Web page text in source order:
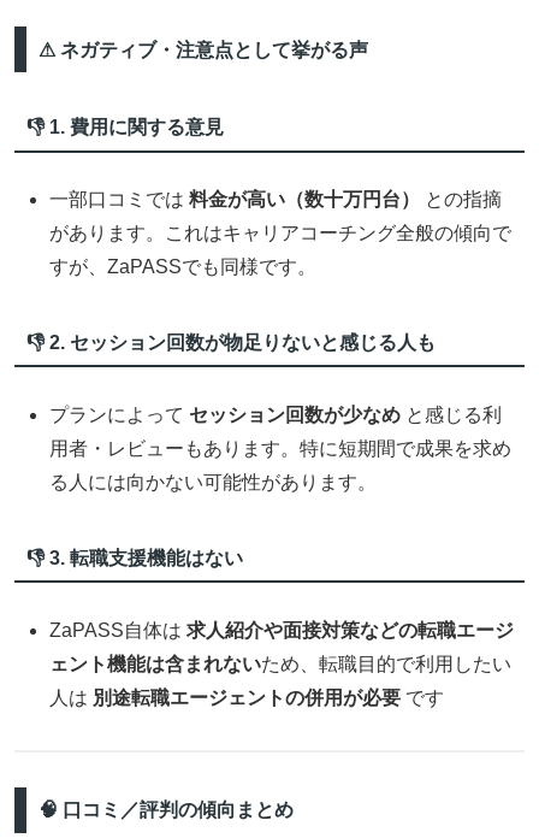
⚠ ネガティブ・注意点として挙がる声
👎 1. 費用に関する意見
一部口コミでは料金が高い（数十万円台）
との指摘
があります。これはキャリアコーチング全般の傾向で
すが、ZaPASSでも同様です。
👎 2. セッション回数が物足りないと感じる人も
プランによって セッション回数が少なめ と感じる利
用者・レビューもあります。特に短期間で成果を求め
る人には向かない可能性があります。
👎 3. 転職支援機能はない
ZaPASS自体は求人紹介や面接対策などの転職エージ
ェント機能は含まれないため、転職目的で利用したい
人は 別途転職エージェントの併用が必要 です
🧠 口コミ／評判の傾向まとめ